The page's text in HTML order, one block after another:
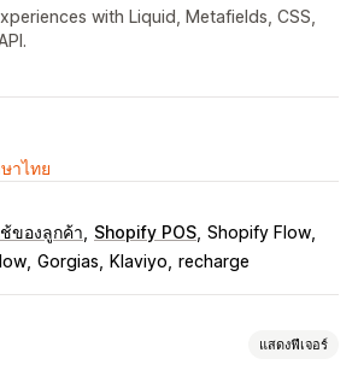
with Liquid, Metafields, CSS,
าไทย
ของลูกค้า Shopify POS Shopify Flow
Gorgias Klaviyo recharge
แสดงฟีเจอร์